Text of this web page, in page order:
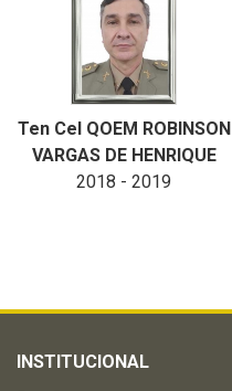
Ten Cel QOEM ROBINSON
VARGAS DE HENRIQUE
2018 - 2019
INSTITUCIONAL